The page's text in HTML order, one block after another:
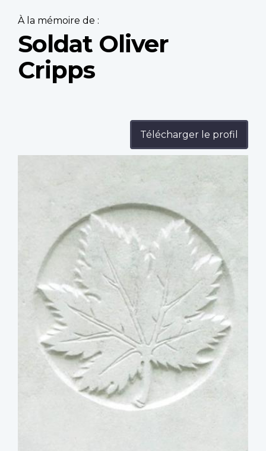
À la mémoire de :
Soldat Oliver
Cripps
Télécharger le profil